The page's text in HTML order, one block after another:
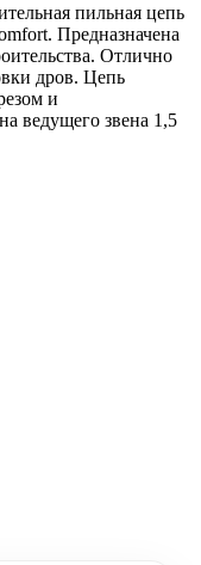
пильная цепь
Предназначена
Отлично
дров. Цепь
и
ведущего звена 1,5